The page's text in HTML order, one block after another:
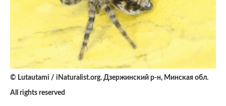
© Lutautami / iNaturalist.org. Дзержинский р-н, Минская обл.
All rights reserved